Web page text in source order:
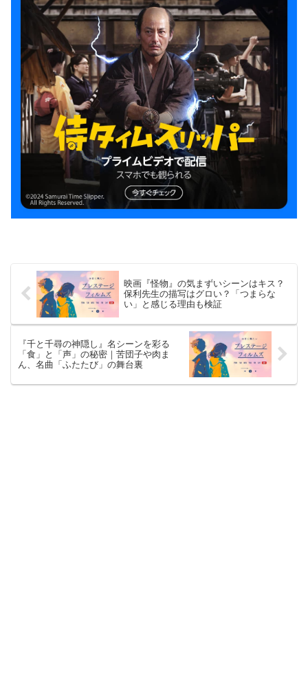
映画『怪物』の気まずいシーンはキス？
保利先生の描写はグロい？「つまらな
い」と感じる理由も検証
『千と千尋の神隠し』名シーンを彩る
「食」と「声」の秘密｜苦団子や肉ま
ん、名曲「ふたたび」の舞台裏